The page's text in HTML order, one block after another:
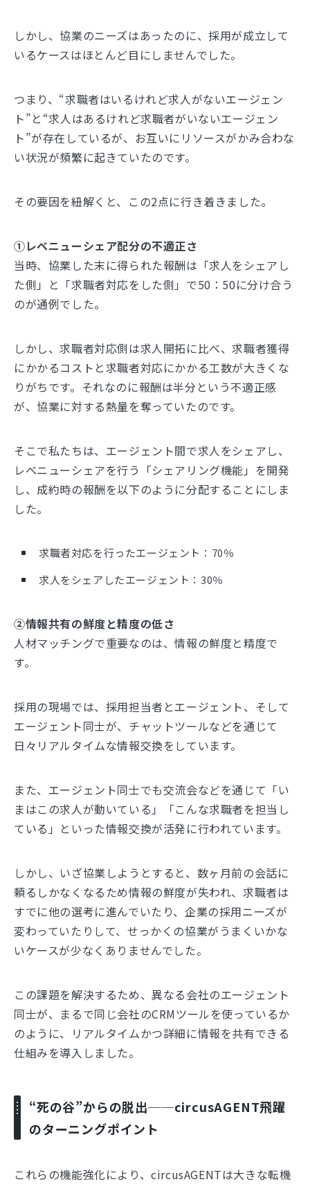
しかし、協業のニーズはあったのに、採用が成立して
いるケースはほとんど目にしませんでした。
つまり、“求職者はいるけれど求人がないエージェン
ト”と“求人はあるけれど求職者がいないエージェン
ト”が存在しているが、お互いにリソースがかみ合わな
い状況が頻繁に起きていたのです。
その要因を紐解くと、この2点に行き着きました。
①レベニューシェア配分の不適正さ
当時、協業した末に得られた報酬は「求人をシェアし
た側」と「求職者対応をした側」で50：50に分け合う
のが通例でした。
しかし、求職者対応側は求人開拓に比べ、求職者獲得
にかかるコストと求職者対応にかかる工数が大きくな
りがちです。それなのに報酬は半分という不適正感
が、協業に対する熱量を奪っていたのです。
そこで私たちは、エージェント間で求人をシェアし、
レベニューシェアを行う「シェアリング機能」を開発
し、成約時の報酬を以下のように分配することにしま
した。
求職者対応を行ったエージェント：70％
求人をシェアしたエージェント：30％
②情報共有の鮮度と精度の低さ
人材マッチングで重要なのは、情報の鮮度と精度で
す。
採用の現場では、採用担当者とエージェント、そして
エージェント同士が、チャットツールなどを通じて
日々リアルタイムな情報交換をしています。
また、エージェント同士でも交流会などを通じて「い
まはこの求人が動いている」「こんな求職者を担当し
ている」といった情報交換が活発に行われています。
しかし、いざ協業しようとすると、数ヶ月前の会話に
頼るしかなくなるため情報の鮮度が失われ、求職者は
すでに他の選考に進んでいたり、企業の採用ニーズが
変わっていたりして、せっかくの協業がうまくいかな
いケースが少なくありませんでした。
この課題を解決するため、異なる会社のエージェント
同士が、まるで同じ会社のCRMツールを使っているか
のように、リアルタイムかつ詳細に情報を共有できる
仕組みを導入しました。
“死の谷”からの脱出──circusAGENT飛躍
のターニングポイント
これらの機能強化により、circusAGENTは大きな転機